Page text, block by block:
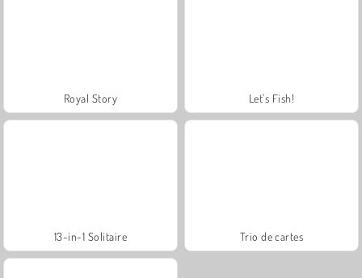
Royal Story Let's Fish!
13-in-1 Solitaire Trio de cartes